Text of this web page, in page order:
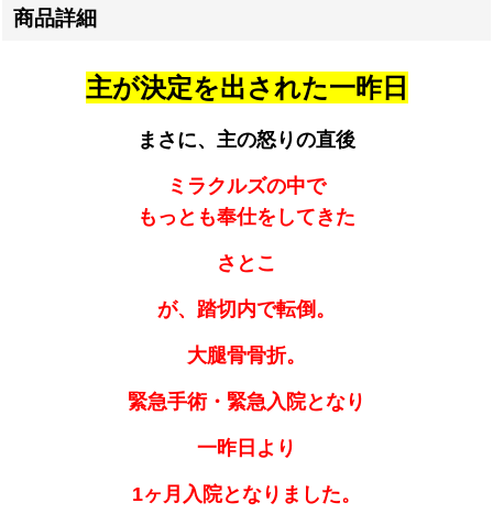
商品詳細
主が決定を出された一昨日
まさに、主の怒りの直後
ミラクルズの中で
もっとも奉仕をしてきた
さとこ
が、踏切内で転倒。
大腿骨骨折。
緊急手術・ 緊急入院となり
一昨日より
1ヶ月入院となりました。